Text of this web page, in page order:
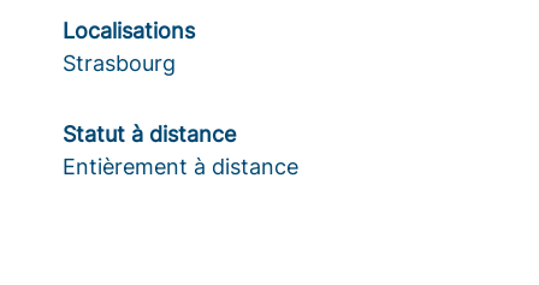
Localisations
Strasbourg
Statut à distance
Entièrement à distance